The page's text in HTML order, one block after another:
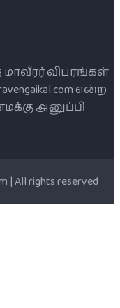
விபரங்கள்
என்ற
அனுப்பி
| All rights reserved